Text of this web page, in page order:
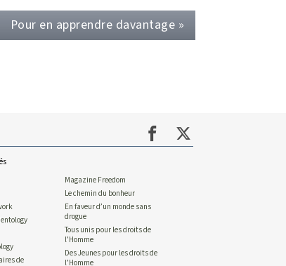
Pour en apprendre davantage »
de
Magazine Freedom
Le chemin du bonheur
En faveur d’un monde sans
drogue
Tous unis pour les droits de
l’Homme
Des Jeunes pour les droits de
l’Homme